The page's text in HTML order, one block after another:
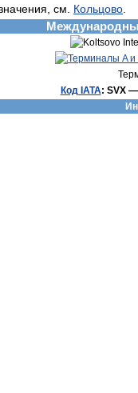
см. Кольцово
Код IATA: SVX